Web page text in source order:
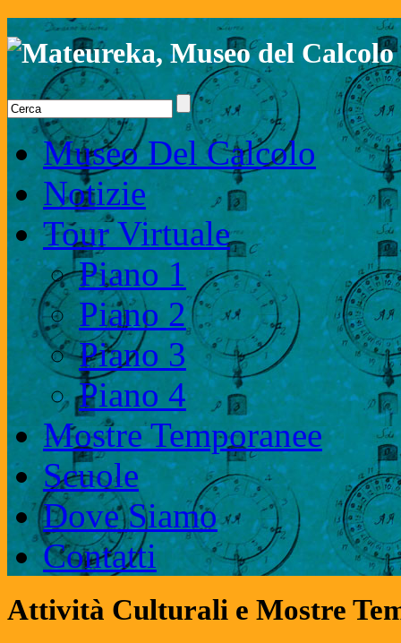
Museo Del Calcolo
Notizie
Tour Virtuale
Piano 1
Piano 2
Piano 3
Piano 4
Mostre Temporanee
Scuole
Dove Siamo
Contatti
Attività Culturali e Mostre